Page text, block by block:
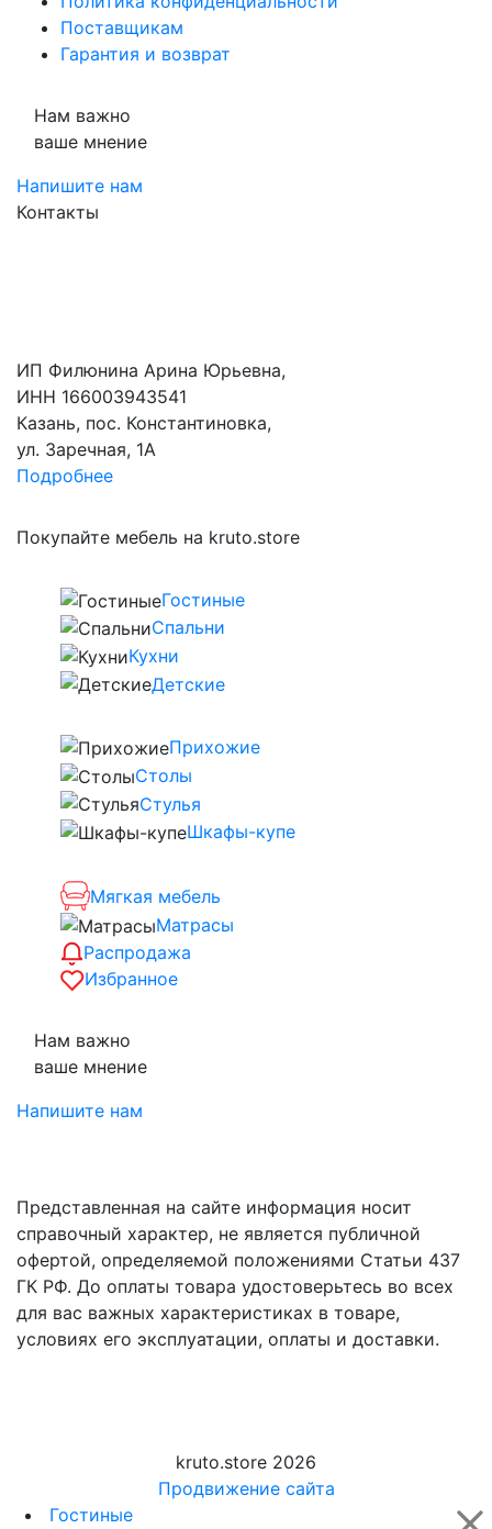
Поставщикам
Гарантия и возврат
Нам важно
ваше мнение
Напишите нам
Контакты
ИП Филюнина Арина Юрьевна,
ИНН 166003943541
Казань, пос. Константиновка,
ул. Заречная, 1А
Подробнее
Покупайте мебель на kruto.store
Гостиные
Спальни
Кухни
Детские
Прихожие
Столы
Стулья
Шкафы-купе
Мягкая мебель
Матрасы
Распродажа
Избранное
Нам важно
ваше мнение
Напишите нам
Представленная на сайте информация носит
справочный характер, не является публичной
офертой, определяемой положениями Статьи 437
ГК РФ. До оплаты товара удостоверьтесь во всех
для вас важных характеристиках в товаре,
условиях его эксплуатации, оплаты и доставки.
kruto.store 2026
Продвижение сайта
Гостиные